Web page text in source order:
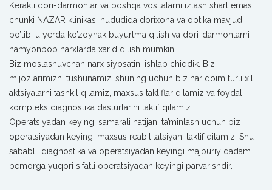
Kerakli dori-darmonlar va boshqa vositalarni izlash shart emas,
chunki NAZAR klinikasi hududida dorixona va optika mavjud
bo’lib, u yerda ko’zoynak buyurtma qilish va dori-darmonlarni
hamyonbop narxlarda xarid qilish mumkin.
Biz moslashuvchan narx siyosatini ishlab chiqdik. Biz
mijozlarimizni tushunamiz, shuning uchun biz har doim turli xil
aktsiyalarni tashkil qilamiz, maxsus takliflar qilamiz va foydali
kompleks diagnostika dasturlarini taklif qilamiz.
Operatsiyadan keyingi samarali natijani ta’minlash uchun biz
operatsiyadan keyingi maxsus reabilitatsiyani taklif qilamiz. Shu
sababli, diagnostika va operatsiyadan keyingi majburiy qadam
bemorga yuqori sifatli operatsiyadan keyingi parvarishdir.